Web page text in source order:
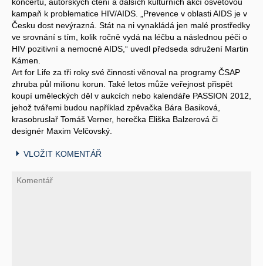
kampaň k problematice HIV/AIDS. „Prevence v oblasti AIDS je v
Česku dost nevýrazná. Stát na ni vynakládá jen malé prostředky
ve srovnání s tím, kolik ročně vydá na léčbu a následnou péči o
HIV pozitivní a nemocné AIDS,“ uvedl předseda sdružení Martin
Kámen.
Art for Life za tři roky své činnosti věnoval na programy ČSAP
zhruba půl milionu korun. Také letos může veřejnost přispět
koupí uměleckých děl v aukcích nebo kalendáře PASSION 2012,
jehož tvářemi budou například zpěvačka Bára Basiková,
krasobruslař Tomáš Verner, herečka Eliška Balzerová či
designér Maxim Velčovský.
VLOŽIT KOMENTÁŘ